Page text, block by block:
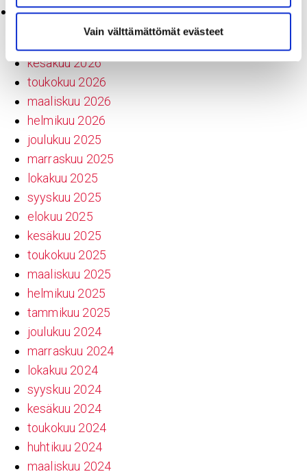
Vain välttämättömät evästeet
Arkistot
kesäkuu 2026
toukokuu 2026
maaliskuu 2026
helmikuu 2026
joulukuu 2025
marraskuu 2025
lokakuu 2025
syyskuu 2025
elokuu 2025
kesäkuu 2025
toukokuu 2025
maaliskuu 2025
helmikuu 2025
tammikuu 2025
joulukuu 2024
marraskuu 2024
lokakuu 2024
syyskuu 2024
kesäkuu 2024
toukokuu 2024
huhtikuu 2024
maaliskuu 2024